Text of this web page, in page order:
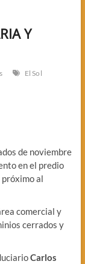
Y
El Sol
de noviembre
en el predio
próximo al
comercial y
cerrados y
Carlos